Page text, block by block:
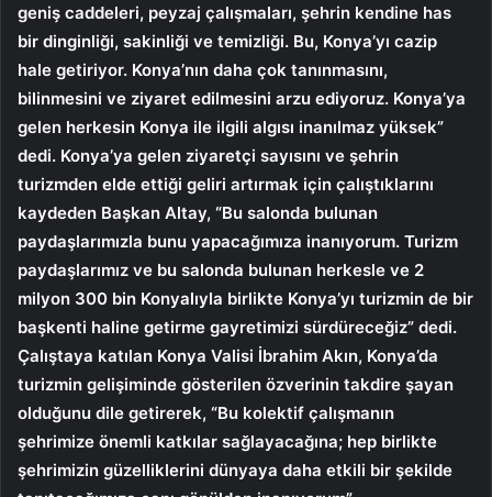
geniş caddeleri, peyzaj çalışmaları, şehrin kendine has
bir dinginliği, sakinliği ve temizliği. Bu, Konya’yı cazip
hale getiriyor. Konya’nın daha çok tanınmasını,
bilinmesini ve ziyaret edilmesini arzu ediyoruz. Konya’ya
gelen herkesin Konya ile ilgili algısı inanılmaz yüksek”
dedi. Konya’ya gelen ziyaretçi sayısını ve şehrin
turizmden elde ettiği geliri artırmak için çalıştıklarını
kaydeden Başkan Altay, “Bu salonda bulunan
paydaşlarımızla bunu yapacağımıza inanıyorum. Turizm
paydaşlarımız ve bu salonda bulunan herkesle ve 2
milyon 300 bin Konyalıyla birlikte Konya’yı turizmin de bir
başkenti haline getirme gayretimizi sürdüreceğiz” dedi.
Çalıştaya katılan Konya Valisi İbrahim Akın, Konya’da
turizmin gelişiminde gösterilen özverinin takdire şayan
olduğunu dile getirerek, “Bu kolektif çalışmanın
şehrimize önemli katkılar sağlayacağına; hep birlikte
şehrimizin güzelliklerini dünyaya daha etkili bir şekilde